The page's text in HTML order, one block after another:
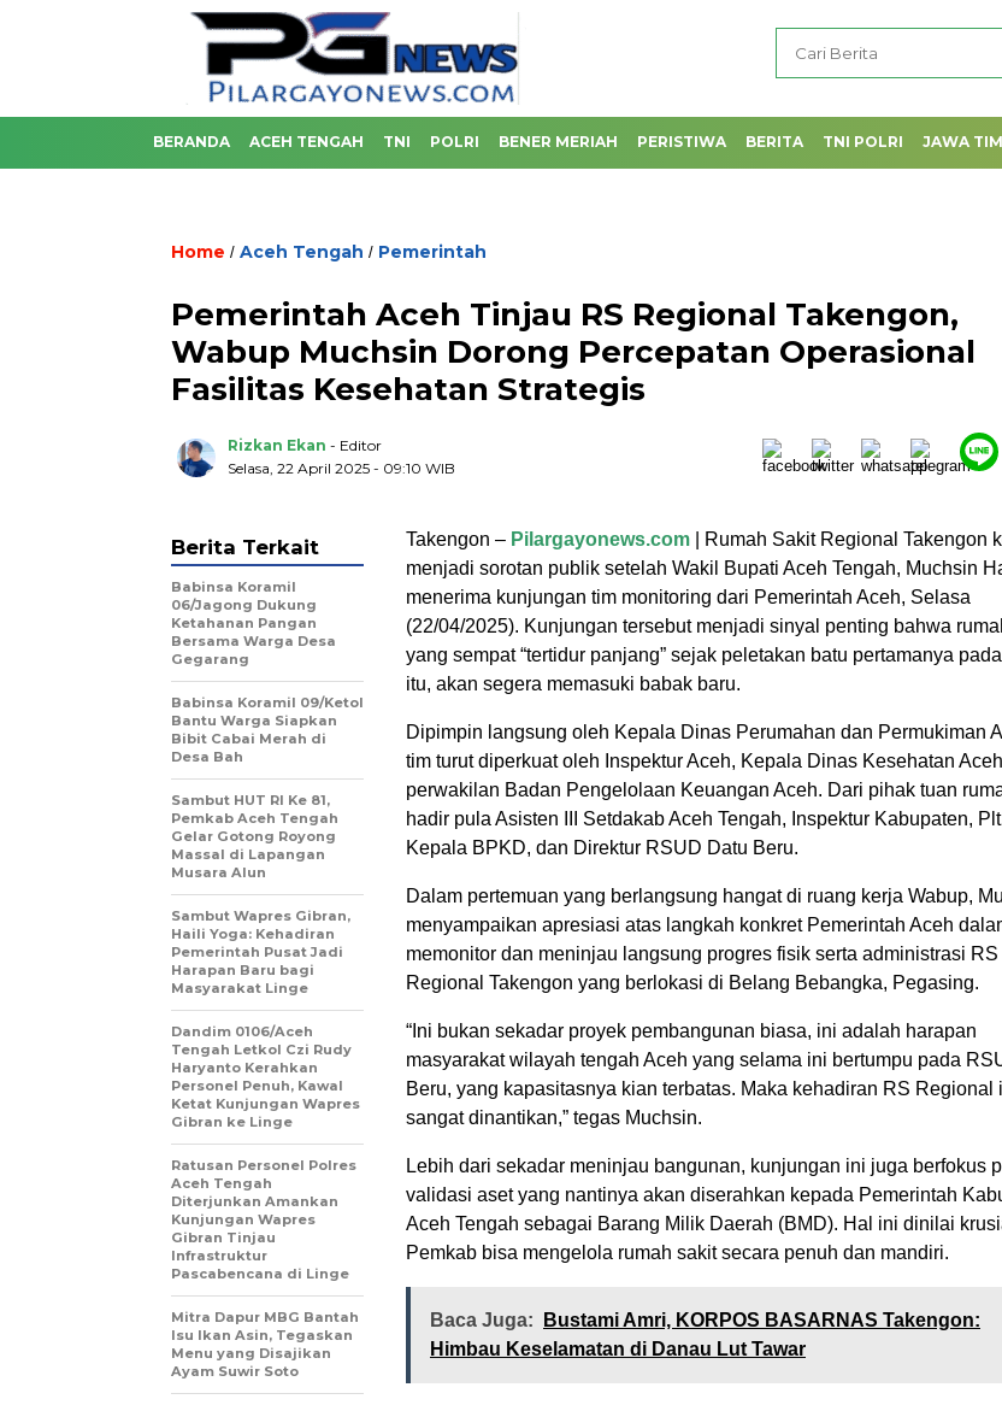
BERANDA ACEH TENGAH TNI POLRI BENER MERIAH PERISTIWA BERITA TNI POLRI JAWA
Home / Aceh Tengah / Pemerintah
Pemerintah Aceh Tinjau RS Regional Takengon,
Wabup Muchsin Dorong Percepatan Operasional
Fasilitas Kesehatan Strategis
Rizkan Ekan - Editor
Selasa, 22 April 2025 - 09:10 WIB
Takengon – Pilargayonews.com | Rumah Sakit Regional Takengon
menjadi sorotan publik setelah Wakil Bupati Aceh Tengah, Muchsin
menerima kunjungan tim monitoring dari Pemerintah Aceh, Selasa
(22/04/2025). Kunjungan tersebut menjadi sinyal penting bahwa
yang sempat “tertidur panjang” sejak peletakan batu pertamanya
itu, akan segera memasuki babak baru.
Dipimpin langsung oleh Kepala Dinas Perumahan dan Permukiman
tim turut diperkuat oleh Inspektur Aceh, Kepala Dinas Kesehatan
perwakilan Badan Pengelolaan Keuangan Aceh. Dari pihak tuan
hadir pula Asisten III Setdakab Aceh Tengah, Inspektur Kabupaten,
Kepala BPKD, dan Direktur RSUD Datu Beru.
Dalam pertemuan yang berlangsung hangat di ruang kerja Wabup,
menyampaikan apresiasi atas langkah konkret Pemerintah Aceh
memonitor dan meninjau langsung progres fisik serta administrasi RS
Regional Takengon yang berlokasi di Belang Bebangka, Pegasing.
“Ini bukan sekadar proyek pembangunan biasa, ini adalah harapan
masyarakat wilayah tengah Aceh yang selama ini bertumpu pada
Beru, yang kapasitasnya kian terbatas. Maka kehadiran RS Regional
sangat dinantikan,” tegas Muchsin.
Lebih dari sekadar meninjau bangunan, kunjungan ini juga berfokus
validasi aset yang nantinya akan diserahkan kepada Pemerintah
Aceh Tengah sebagai Barang Milik Daerah (BMD). Hal ini dinilai
Pemkab bisa mengelola rumah sakit secara penuh dan mandiri.
Baca Juga:
Bustami Amri, KORPOS BASARNAS Takengon:
Himbau Keselamatan di Danau Lut Tawar
Berita Terkait
‎Babinsa Koramil
06/Jagong Dukung
Ketahanan Pangan
Bersama Warga Desa
Gegarang
‎Babinsa Koramil 09/Ketol
Bantu Warga Siapkan
Bibit Cabai Merah di
Desa Bah
Sambut HUT RI Ke 81,
Pemkab Aceh Tengah
Gelar Gotong Royong
Massal di Lapangan
Musara Alun
‎Sambut Wapres Gibran,
Haili Yoga: Kehadiran
Pemerintah Pusat Jadi
Harapan Baru bagi
Masyarakat Linge
Dandim 0106/Aceh
Tengah Letkol Czi Rudy
Haryanto Kerahkan
Personel Penuh, Kawal
Ketat Kunjungan Wapres
Gibran ke Linge
Ratusan Personel Polres
Aceh Tengah
Diterjunkan Amankan
Kunjungan Wapres
Gibran Tinjau
Infrastruktur
Pascabencana di Linge
‎Mitra Dapur MBG Bantah
Isu Ikan Asin, Tegaskan
Menu yang Disajikan
Ayam Suwir Soto